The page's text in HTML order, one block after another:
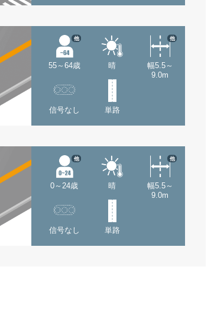
55～64歳
他
晴
幅5.5～
9.0m
他
信号なし 単路
0～24歳
他
晴
幅5.5～
9.0m
他
信号なし 単路